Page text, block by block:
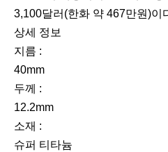
3,100달러(한화 약 467만원)이
상세 정보
지름 :
40mm
두께 :
12.2mm
소재 :
슈퍼 티타늄